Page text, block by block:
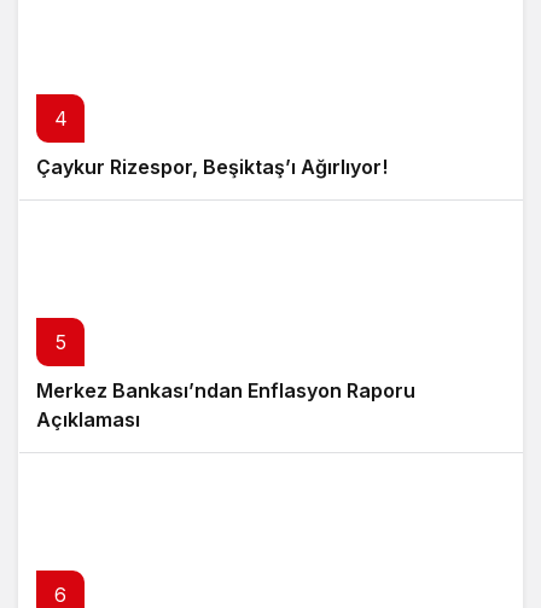
4
Çaykur Rizespor, Beşiktaş’ı Ağırlıyor!
5
Merkez Bankası’ndan Enflasyon Raporu
Açıklaması
6